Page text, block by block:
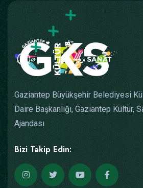
Gaziantep Büyükşehir Belediyesi
Daire Başkanlığı, Gaziantep Kültür,
Ajandası
Bizi Takip Edin: